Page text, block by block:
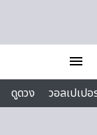
menu
ดูดวง
วอลเปเป